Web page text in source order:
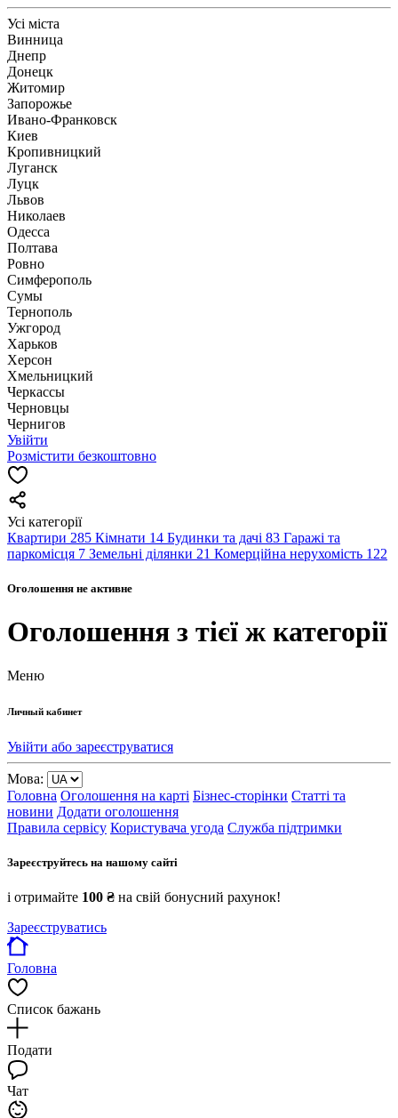
Усі міста
Винница
Днепр
Донецк
Житомир
Запорожье
Ивано-Франковск
Киев
Кропивницкий
Луганск
Луцк
Львов
Николаев
Одесса
Полтава
Ровно
Симферополь
Сумы
Тернополь
Ужгород
Харьков
Херсон
Хмельницкий
Черкассы
Чернoвцы
Чернигов
Увійти
Розмістити безкоштовно
Усі категорії
Квартири 285 Кімнати 14 Будинки та дачі 83 Гаражі та
паркомісця 7 Земельні ділянки 21 Комерційна нерухомість 122
Оголошення не активне
Оголошення з тієї ж категорії
Меню
Личный кабинет
Увійти або зареєструватися
Мова:
Головна Оголошення на карті Бізнес-сторінки Статті та
новини Додати оголошення
Правила сервісу Користувача угода Служба підтримки
Зареєструйтесь на нашому сайті
і отримайте 100 ₴ на свій бонусний рахунок!
Зареєструватись
Головна
Список бажань
Подати
Чат